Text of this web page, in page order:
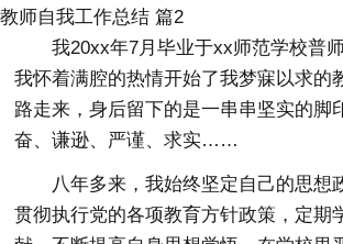
教师自我工作总结 篇2
我20xx年7月毕业于xx师范学校普
我怀着满腔的热情开始了我梦寐以求的
路走来，身后留下的是一串串坚实的脚
奋、谦逊、严谨、求实……
八年多来，我始终坚定自己的思想
贯彻执行党的各项教育方针政策，定期